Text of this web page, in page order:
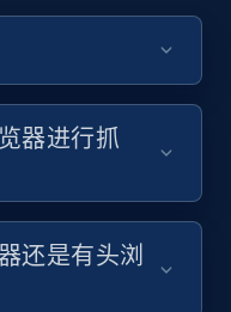
器进行抓
还是有头浏